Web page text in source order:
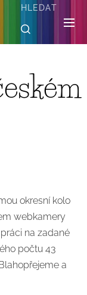
HLEDAT
okresní kolo
webkamery
na zadané
počtu 43
a